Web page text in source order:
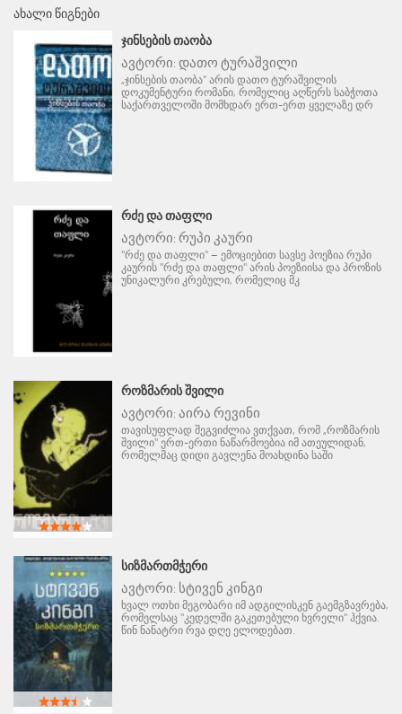
ᲐᲮᲐᲚᲘ ᲬᲘᲒᲜᲔᲑᲘ
ᲯᲘᲜᲡᲔᲑᲘᲡ ᲗᲐᲝᲑᲐ
ავტორი: დათო ტურაშვილი
„ჯინსების თაობა“ არის დათო ტურაშვილის
დოკუმენტური რომანი, რომელიც აღწერს საბჭოთა
საქართველოში მომხდარ ერთ-ერთ ყველაზე დრ
ᲠᲫᲔ ᲓᲐ ᲗᲐᲤᲚᲘ
ავტორი: რუპი კაური
"რძე და თაფლი" – ემოციებით სავსე პოეზია რუპი
კაურის "რძე და თაფლი" არის პოეზიისა და პროზის
უნიკალური კრებული, რომელიც მკ
ᲠᲝᲖᲛᲐᲠᲘᲡ ᲨᲕᲘᲚᲘ
ავტორი: აირა რევინი
თავისუფლად შეგვიძლია ვთქვათ, რომ „როზმარის
შვილი" ერთ-ერთი ნაწარმოებია იმ ათეულიდან,
რომელმაც დიდი გავლენა მოახდინა საში
ᲡᲘᲖᲛᲐᲠᲗᲛᲭᲔᲠᲘ
ავტორი: სტივენ კინგი
ხვალ ოთხი მეგობარი იმ ადგილისკენ გაემგზავრება,
რომელსაც "კედელში გაკეთებული ხვრელი" ჰქვია.
წინ ნანატრი რვა დღე ელოდებათ.